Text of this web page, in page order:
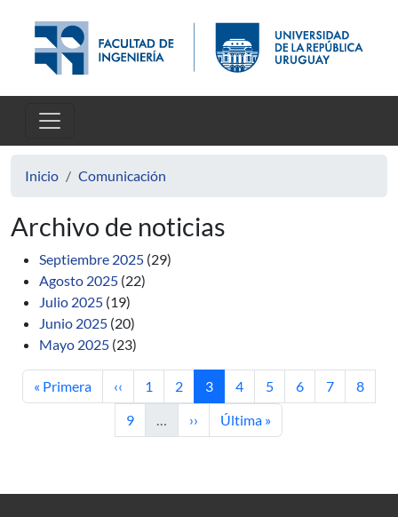
Inicio Comunicación
Archivo de noticias
Septiembre 2025 (29)
Agosto 2025 (22)
Julio 2025 (19)
Junio 2025 (20)
Mayo 2025 (23)
Primera página
« Primera Página anterior
‹‹ Página
1 Página
2 Página actual
3 Página
4 Página
5 Página
6 Página
7 Página
8
Página
9 … Siguiente página
›› Última página
Última »